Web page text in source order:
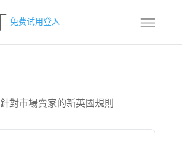
免费试用登入
針對市場賣家的新英國規則